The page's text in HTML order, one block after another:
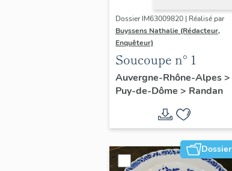
Dossier IM63009820 | Réalisé par
Buyssens Nathalie (Rédacteur,
Enquêteur)
Soucoupe n° 1
Auvergne-Rhône-Alpes>
Puy-de-Dôme > Randan
Dossier